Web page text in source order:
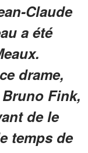
Claude
a été
drame,
Fink,
de le
temps de